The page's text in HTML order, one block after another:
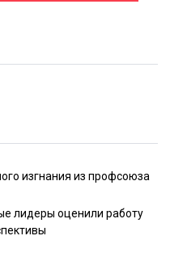
изгнания из профсоюза
лидеры оценили работу